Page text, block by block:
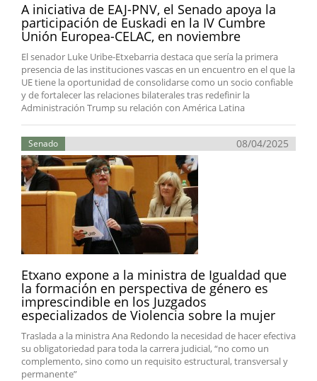
A iniciativa de EAJ-PNV, el Senado apoya la
participación de Euskadi en la IV Cumbre
Unión Europea-CELAC, en noviembre
El senador Luke Uribe-Etxebarria destaca que sería la primera
presencia de las instituciones vascas en un encuentro en el que la
UE tiene la oportunidad de consolidarse como un socio confiable
y de fortalecer las relaciones bilaterales tras redefinir la
Administración Trump su relación con América Latina
Senado 08/04/2025
Etxano expone a la ministra de Igualdad que
la formación en perspectiva de género es
imprescindible en los Juzgados
especializados de Violencia sobre la mujer
Traslada a la ministra Ana Redondo la necesidad de hacer efectiva
su obligatoriedad para toda la carrera judicial, “no como un
complemento, sino como un requisito estructural, transversal y
permanente”